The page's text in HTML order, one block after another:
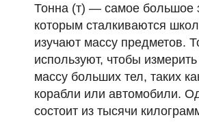
Тонна (т) — самое большое
которым сталкиваются
изучают массу предметов.
используют, чтобы
массу больших тел, таких
корабли или автомобили.
состоит из тысячи